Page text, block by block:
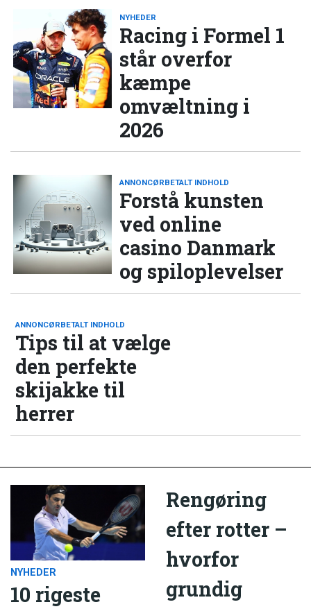
NYHEDER
Racing i Formel 1
står overfor
kæmpe
omvæltning i
2026
ANNONCØRBETALT INDHOLD
Forstå kunsten
ved online
casino Danmark
og spiloplevelser
ANNONCØRBETALT INDHOLD
Tips til at vælge
den perfekte
skijakke til
herrer
NYHEDER
10 rigeste
Rengøring
efter rotter –
hvorfor
grundig